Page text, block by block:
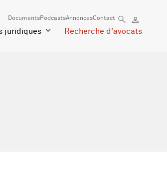
DocumentsPodcastsAnnoncesContact
juridiques Recherche d'avocats